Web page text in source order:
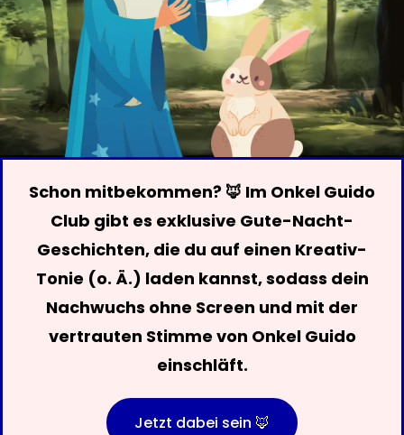
Schon mitbekommen? 🦊 Im Onkel Guido
Club gibt es exklusive Gute-Nacht-
Geschichten, die du auf einen Kreativ-
Tonie (o. Ä.) laden kannst, sodass dein
Nachwuchs ohne Screen und mit der
vertrauten Stimme von Onkel Guido
einschläft.
Jetzt dabei sein 🦊